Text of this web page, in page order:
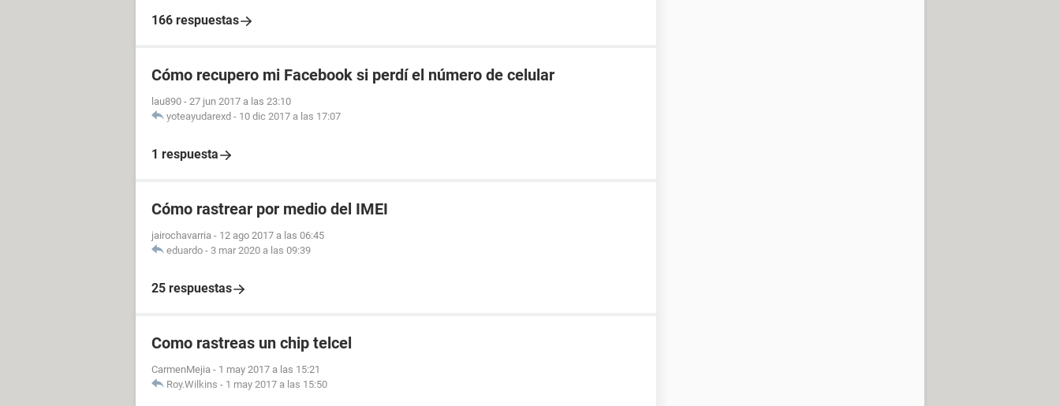
166 respuestas
Cómo recupero mi Facebook si perdí el número de celular
lau890 - 27 jun 2017 a las 23:10
yoteayudarexd - 10 dic 2017 a las 17:07
1 respuesta
Cómo rastrear por medio del IMEI
jairochavarria - 12 ago 2017 a las 06:45
eduardo - 3 mar 2020 a las 09:39
25 respuestas
Como rastreas un chip telcel
CarmenMejia - 1 may 2017 a las 15:21
Roy.Wilkins - 1 may 2017 a las 15:50